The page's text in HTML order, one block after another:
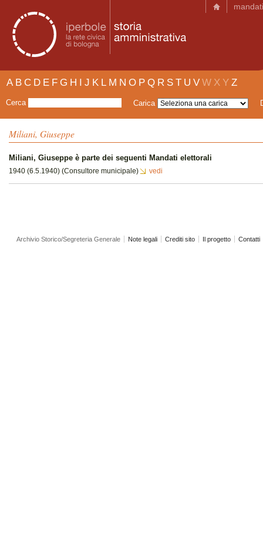
mandati
A B C D E F G H I J K L M N O P Q R S T U V W X Y Z
Cerca Carica
Miliani, Giuseppe
Miliani, Giuseppe è parte dei seguenti Mandati elettorali
1940 (6.5.1940) (Consultore municipale) vedi
Archivio Storico/Segreteria Generale Note legali Crediti sito Il progetto Contatti